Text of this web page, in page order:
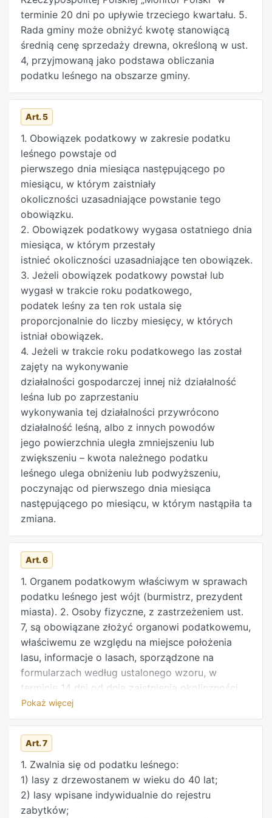
4 pkt 1.
mowa w ust. 4, nie stosuje się, jeżeli jeden lub
kilku współwłaścicieli lub posiadaczy
jest zwolnionych od podatku leśnego. W takiej
sytuacji obowiązek podatkowy ciąży
solidarnie na współwłaścicielach lub
podatku, w zakresie odpowiadającym ich
łącznemu udziałowi w prawie własności lub
posiadaniu.
terminie 20 dni po upływie trzeciego kwartału. 5.
Rada gminy może obniżyć kwotę stanowiącą
średnią cenę sprzedaży drewna, określoną w ust.
4, przyjmowaną jako podstawa obliczania
podatku leśnego na obszarze gminy.
Art. 5
1. Obowiązek podatkowy w zakresie podatku
leśnego powstaje od
pierwszego dnia miesiąca następującego po
miesiącu, w którym zaistniały
okoliczności uzasadniające powstanie tego
obowiązku.
2. Obowiązek podatkowy wygasa ostatniego dnia
miesiąca, w którym przestały
istnieć okoliczności uzasadniające ten obowiązek.
3. Jeżeli obowiązek podatkowy powstał lub
wygasł w trakcie roku podatkowego,
podatek leśny za ten rok ustala się
proporcjonalnie do liczby miesięcy, w których
istniał obowiązek.
4. Jeżeli w trakcie roku podatkowego las został
zajęty na wykonywanie
działalności gospodarczej innej niż działalność
leśna lub po zaprzestaniu
wykonywania tej działalności przywrócono
działalność leśną, albo z innych powodów
jego powierzchnia uległa zmniejszeniu lub
zwiększeniu – kwota należnego podatku
leśnego ulega obniżeniu lub podwyższeniu,
poczynając od pierwszego dnia miesiąca
następującego po miesiącu, w którym nastąpiła ta
zmiana.
Art. 6
1. Organem podatkowym właściwym w sprawach
podatku leśnego jest wójt (burmistrz, prezydent
miasta). 2. Osoby fizyczne, z zastrzeżeniem ust.
7, są obowiązane złożyć organowi podatkowemu,
właściwemu ze względu na miejsce położenia
lasu, informacje o lasach, sporządzone na
formularzach według ustalonego wzoru, w
terminie 14 dni od dnia zaistnienia okoliczności
uzasadniających powstanie albo wygaśnięcie
obowiązku w podatku leśnym, lub o zaistnieniu
zmian, o których mowa w art. 5 ust. 4. 3. Podatek
leśny na rok podatkowy od osób fizycznych, z
zastrzeżeniem ust. 7, ustala, w drodze decyzji,
organ podatkowy właściwy ze względu na
miejsce położenia lasu. Podatek jest płatny w
ratach proporcjonalnych do czasu trwania
Pokaż więcej
Art. 7
1. Zwalnia się od podatku leśnego:
1) lasy z drzewostanem w wieku do 40 lat;
2) lasy wpisane indywidualnie do rejestru
zabytków;